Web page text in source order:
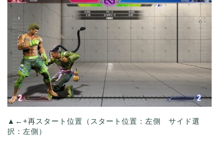
▲←+再スタート位置（スタート位置：左側 サイド選
択：左側）